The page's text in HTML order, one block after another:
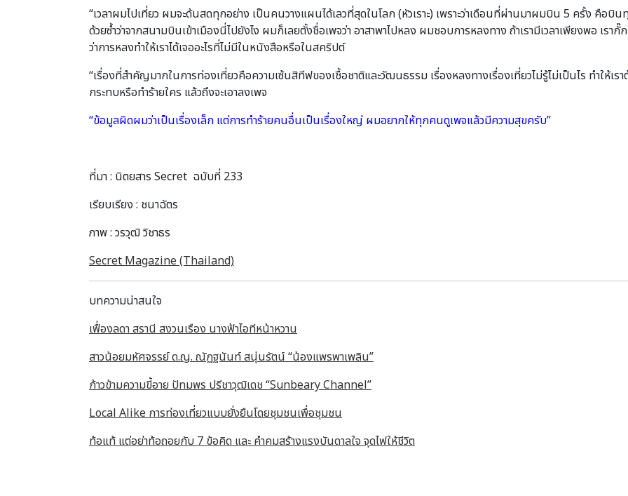
“เวลาผมไปเที่ยว ผมจะด้นสดทุกอย่าง เป็นคนวางแผนได้เลวที่สุดในโลก (หัวเราะ) เพราะว่าเดือนที่ผ่านมาผมบิน 5 ครั้ง คื
ด้วยซ้ำว่าจากสนามบินเข้าเมืองนี่ไปยังไง ผมก็เลยตั้งชื่อเพจว่า อาสาพาไปหลง ผมชอบการหลงทาง ถ้าเรามีเวลาเพียงพอ เรากั๊
ว่าการหลงทำให้เราได้เจออะไรที่ไม่มีในหนังสือหรือในสคริปต์
“เรื่องที่สำคัญมากในการท่องเที่ยวคือความเซ้นสิทีฟของเชื้อชาติและวัฒนธรรม เรื่องหลงทางเรื่องเที่ยวไม่รู้ไม่เป็นไร ทำให้เร
กระทบหรือทำร้ายใคร แล้วถึงจะเอาลงเพจ
“ข้อมูลผิดผมว่าเป็นเรื่องเล็ก แต่การทำร้ายคนอื่นเป็นเรื่องใหญ่ ผมอยากให้ทุกคนดูเพจแล้วมีความสุขครับ”
ที่มา : นิตยสาร Secret ฉบับที่ 233
เรียบเรียง : ชนาฉัตร
ภาพ : วรวุฒิ วิชาธร
Secret Magazine (Thailand)
บทความน่าสนใจ
เฟื่องลดา สรานี สงวนเรือง นางฟ้าไอทีหน้าหวาน
สาวน้อยมหัศจรรย์ ด.ญ. ณัฏฐนันท์ สนุ่นรัตน์ “น้องแพรพาเพลิน”
ก้าวข้ามความขี้อาย ปัทมพร ปรีชาวุฒิเดช “Sunbeary Channel”
Local Alike การท่องเที่ยวแบบยั่งยืนโดยชุมชนเพื่อชุมชน
ท้อแท้ แต่อย่าท้อถอยกับ 7 ข้อคิด และ คำคมสร้างแรงบันดาลใจ จุดไฟให้ชีวิต